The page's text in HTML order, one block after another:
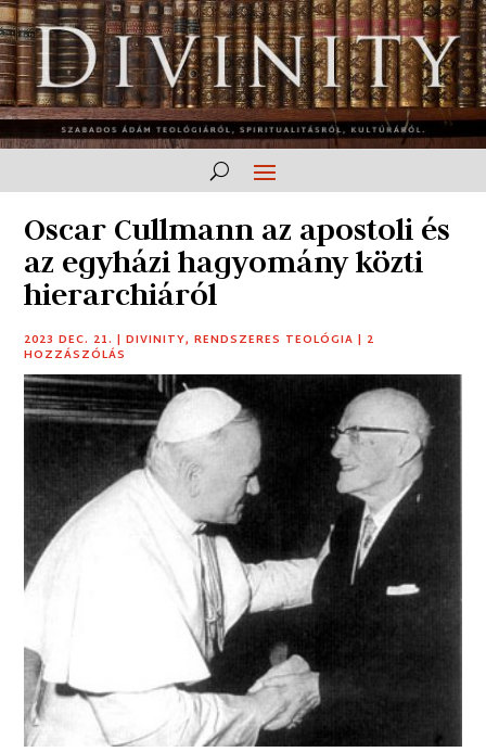
Oscar Cullmann az apostoli és
az egyházi hagyomány közti
hierarchiáról
2023 DEC. 21. |DIVINITY,RENDSZERES TEOLÓGIA | 2
HOZZÁSZÓLÁS